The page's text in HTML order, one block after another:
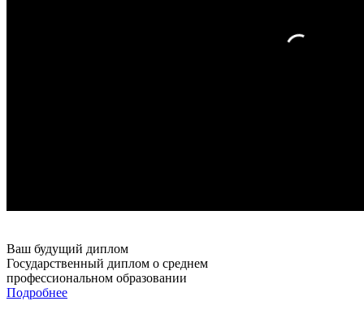
Ваш будущий диплом
Государственный диплом о среднем
профессиональном образовании
Подробнее